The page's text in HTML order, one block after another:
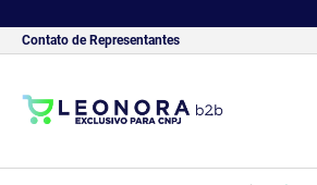
Contato de Representantes